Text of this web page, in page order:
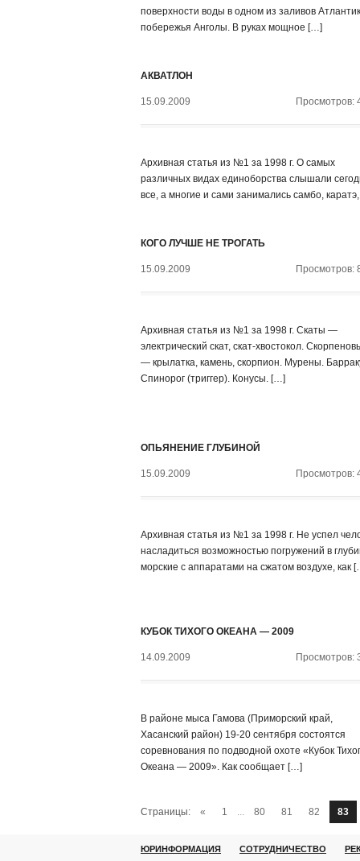
поверхности воды в одном из заливов
побережья Анголы. В руках мощное […]
АКВАТЛОН
15.09.2009 Просмотров:
Архивная статья из №1 за 1998 г. О самых
различных видах единоборства слышали
все, а многие и сами занимались самбо,
КОГО ЛУЧШЕ НЕ ТРОГАТЬ
15.09.2009 Просмотров:
Архивная статья из №1 за 1998 г. Скаты —
электрический скат, скат-хвостокол.
— крылатка, камень, скорпион. Мурены.
Спинорог (триггер). Конусы. […]
ОПЬЯНЕНИЕ ГЛУБИНОЙ
15.09.2009 Просмотров:
Архивная статья из №1 за 1998 г. Не успел
насладиться возможностью погружений в
морские с аппаратами на сжатом воздухе, как
КУБОК ТИХОГО ОКЕАНА — 2009
14.09.2009 Просмотров:
В районе мыса Гамова (Приморский край,
Хасанский район) 19-20 сентября состоятся
соревнования по подводной охоте «Кубок
Океана — 2009». Как сообщает […]
Страницы: « 1 ... 80 81 82 83
ЮРИНФОРМАЦИЯ СОТРУДНИЧЕСТВО